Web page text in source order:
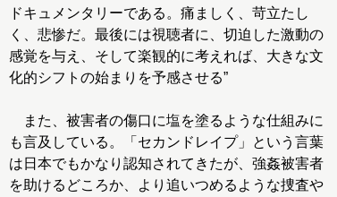
ドキュメンタリーである。痛ましく、苛立たし
く、悲惨だ。最後には視聴者に、切迫した激動の
感覚を与え、そして楽観的に考えれば、大きな文
化的シフトの始まりを予感させる”
また、被害者の傷口に塩を塗るような仕組みに
も言及している。「セカンドレイプ」という言葉
は日本でもかなり認知されてきたが、強姦被害者
を助けるどころか、より追いつめるような捜査や